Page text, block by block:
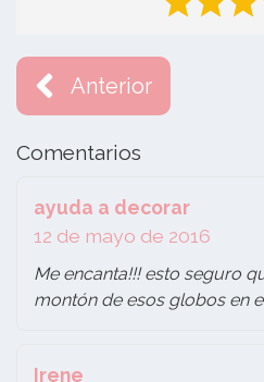
Anterior
Comentarios
ayuda a decorar
12 de mayo de 2016
Me encanta!!! esto seguro
montón de esos globos en
Irene